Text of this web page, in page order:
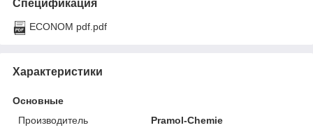
Спецификация
ECONOM pdf.pdf
Характеристики
Основные
Производитель
Pramol-Chemie